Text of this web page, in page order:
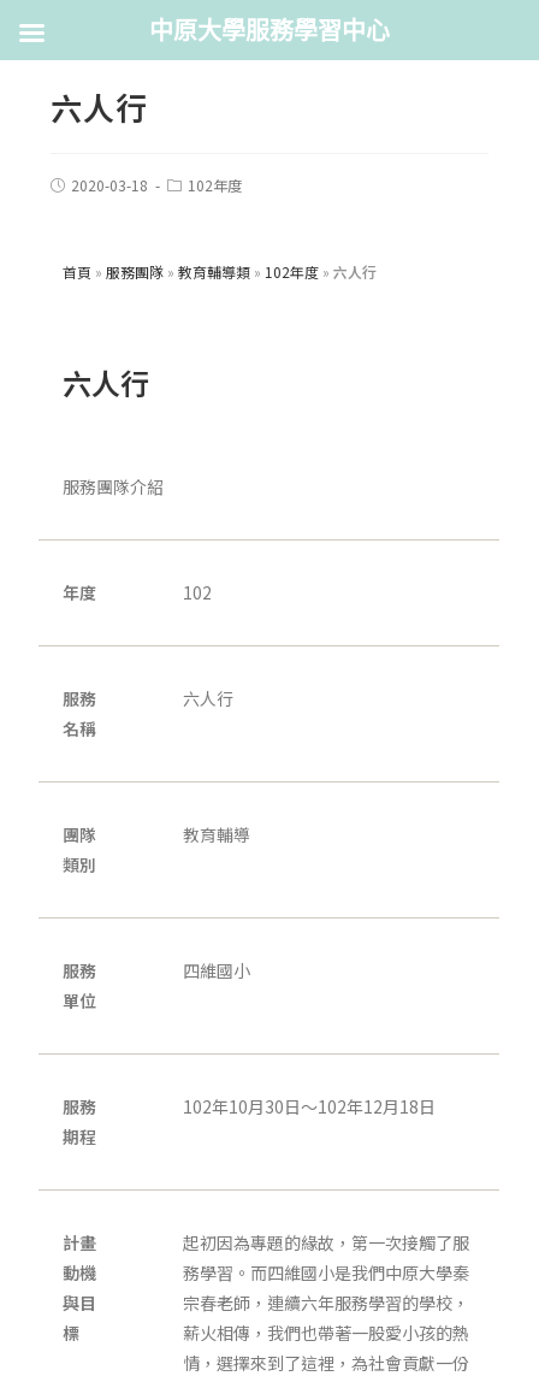
六人行
2020-03-18 102年度
首頁 »服務團隊 »教育輔導類 » 102年度 »六人行
六人行
服務團隊介紹
年度 102
服務
名稱
六人行
團隊
類別
教育輔導
服務
單位
四維國小
服務
期程
102年10月30日～102年12月18日
計畫
動機
與目
標
起初因為專題的緣故，第一次接觸了服
務學習。而四維國小是我們中原大學秦
宗春老師，連續六年服務學習的學校，
薪火相傳，我們也帶著一股愛小孩的熱
情，選擇來到了這裡，為社會貢獻一份
中原大學服務學習中心